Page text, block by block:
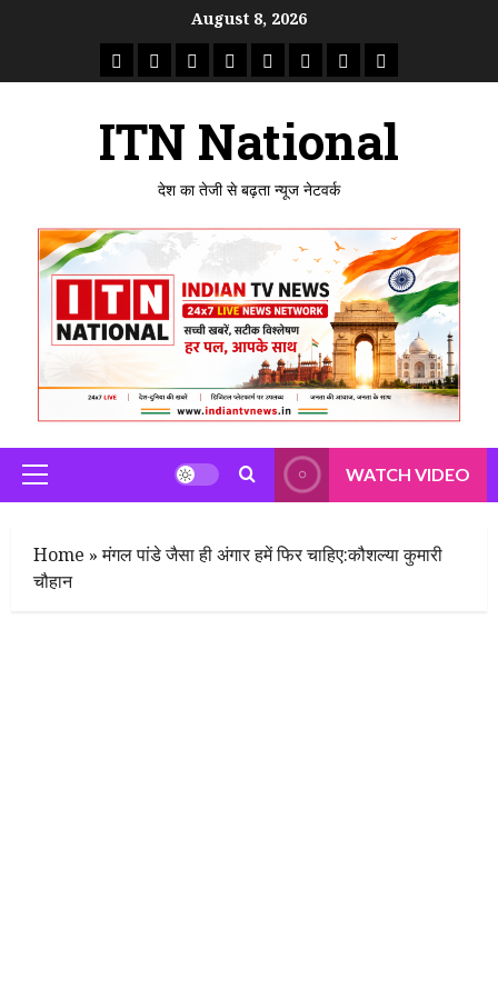
August 8, 2026
राष्ट्रीयताजा
उत्तर
मध्य
राजस्थान
पंजाब गुजरातमहाराष्ट्र
ITN National
देश का तेजी से बढ़ता न्यूज नेटवर्क
Primary
Menu
WATCH VIDEO
Home »मंगल पांडे जैसा ही अंगार हमें फिर चाहिए:कौशल्या कुमारी
चौहान